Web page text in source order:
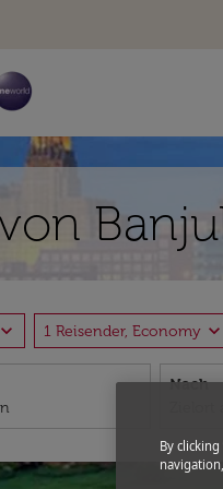
expand_more 1 Reisender, Economy expand_more
Nach
By